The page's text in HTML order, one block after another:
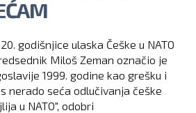
godišnjice ulaska Češke u NATO
Miloš Zeman označio je
1999. godine kao grešku i
nerado seća odlučivanja češke
u NATO", odobri